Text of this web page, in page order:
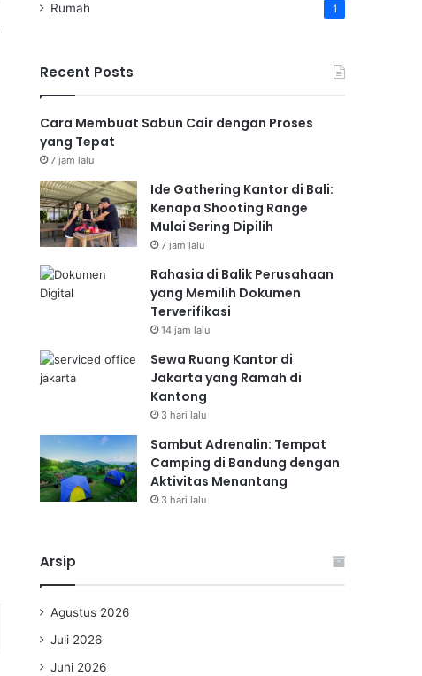
Rumah 1
Recent Posts
Cara Membuat Sabun Cair dengan Proses
yang Tepat
7 jam lalu
Ide Gathering Kantor di Bali:
Kenapa Shooting Range
Mulai Sering Dipilih
7 jam lalu
Rahasia di Balik Perusahaan
yang Memilih Dokumen
Terverifikasi
14 jam lalu
Sewa Ruang Kantor di
Jakarta yang Ramah di
Kantong
3 hari lalu
Sambut Adrenalin: Tempat
Camping di Bandung dengan
Aktivitas Menantang
3 hari lalu
Arsip
Agustus 2026
Juli 2026
Juni 2026